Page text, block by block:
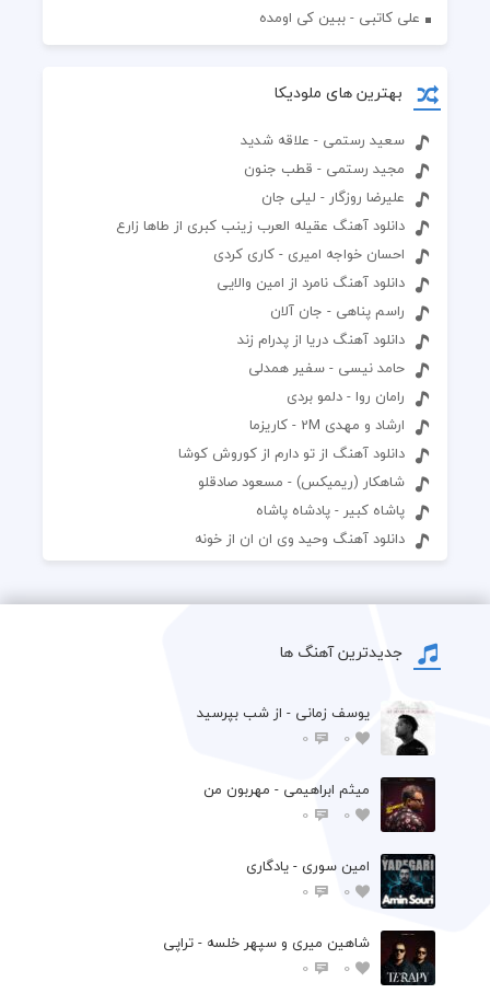
علی کاتبی - ببین کی اومده
بهترین های ملودیکا
سعید رستمی - علاقه شدید
مجید رستمی - قطب جنون
علیرضا روزگار - لیلی جان
دانلود آهنگ عقیله العرب زینب کبری از طاها زارع
احسان خواجه امیری - کاری کردی
دانلود آهنگ نامرد از امین والایی
راسم پناهی - جان آلان
دانلود آهنگ دریا از پدرام زند
حامد نیسی - سفیر همدلی
رامان روا - دلمو بردی
ارشاد و مهدی 2M - کاریزما
دانلود آهنگ از تو دارم از کوروش کوشا
شاهکار (ریمیکس) - مسعود صادقلو
پاشاه کبیر - پادشاه پاشاه
دانلود آهنگ وحید وی ان ان از خونه
جدیدترین آهنگ ها
یوسف زمانی - از شب بپرسید
0
0
میثم ابراهیمی - مهربون من
0
0
امین سوری - یادگاری
0
0
شاهین میری و سپهر خلسه - تراپی
0
0